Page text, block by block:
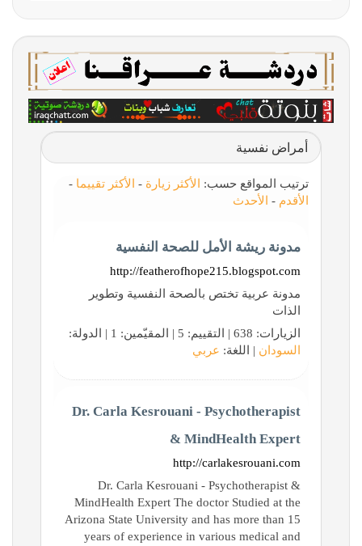
أمراض نفسية
ترتيب المواقع حسب: الأكثر زيارة - الأكثر تقييما -
الأقدم - الأحدث
مدونة ريشة الأمل للصحة النفسية
http://featherofhope215.blogspot.com
مدونة عربية تختص بالصحة النفسية وتطوير
الذات
الزيارات: 638 | التقييم: 5 | المقيّمين: 1 | الدولة:
السودان | اللغة: عربي
Dr. Carla Kesrouani - Psychotherapist
& MindHealth Expert
http://carlakesrouani.com
Dr. Carla Kesrouani - Psychotherapist &
MindHealth Expert The doctor Studied at the
Arizona State University and has more than 15
years of experience in various medical and